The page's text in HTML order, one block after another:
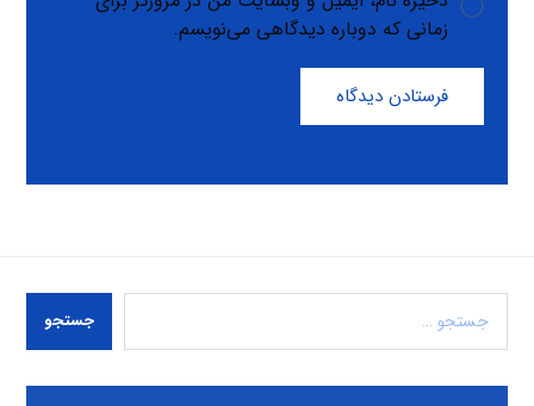
زمانی که دوباره دیدگاهی می‌نویسم.
فرستادن دیدگاه
جستجو